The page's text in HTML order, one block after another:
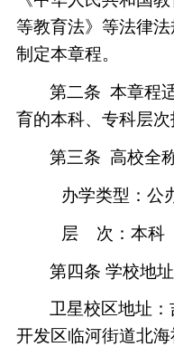
等教育法》等法律
制定本章程。
第二条 本章程
育的本科、专科层次
第三条 高校全
办学类型：公
层
次：本科
第四条 学校地址
卫星校区地址
开发区临河街道北